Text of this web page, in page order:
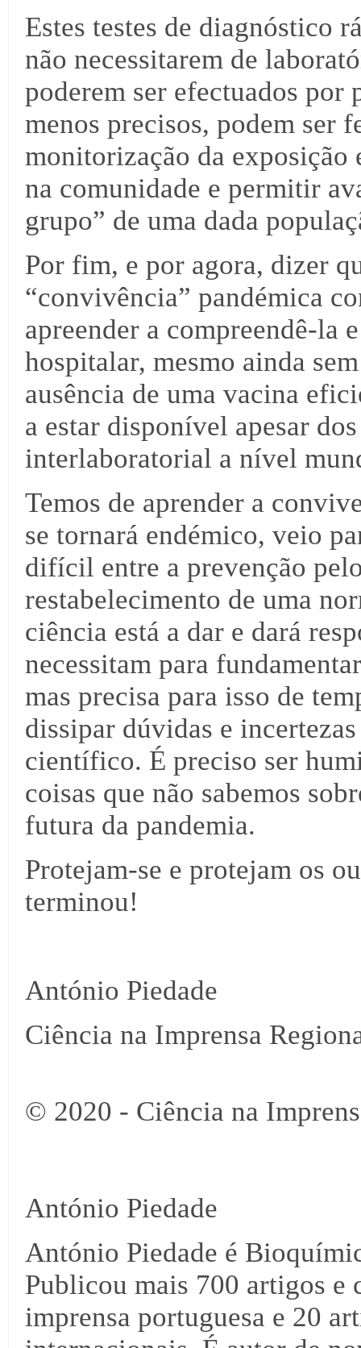
Estes testes de diagnóstico
não necessitarem de
poderem ser efectuados por
menos precisos, podem ser
monitorização da
na comunidade e permitir
grupo” de uma dada
Por fim, e por agora, dizer
“convivência” pandémica
apreender a compreendê-la
hospitalar, mesmo ainda
ausência de uma vacina
a estar disponível apesar
interlaboratorial a nível
Temos de aprender a
se tornará endémico, veio
difícil entre a prevenção
restabelecimento de uma
ciência está a dar e dará
necessitam para
mas precisa para isso de
dissipar dúvidas e
científico. É preciso ser
coisas que não sabemos
futura da pandemia.
Protejam-se e protejam os
terminou!
António Piedade
Ciência na Imprensa
© 2020 - Ciência na
António Piedade
António Piedade é
Publicou mais 700 artigos
imprensa portuguesa e 20